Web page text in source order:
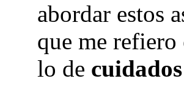
abordar estos
que me refiero
lo de